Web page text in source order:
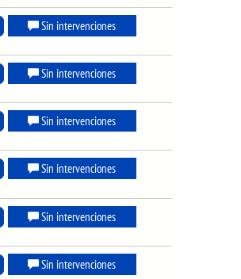
Sin intervenciones
Sin intervenciones
Sin intervenciones
Sin intervenciones
Sin intervenciones
Sin intervenciones